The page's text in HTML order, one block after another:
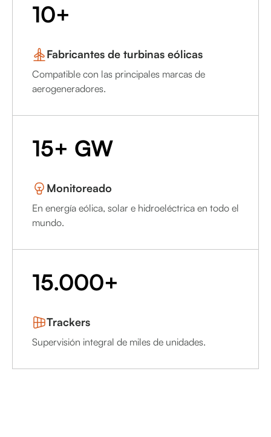
10+
Fabricantes de turbinas eólicas
Compatible con las principales marcas de
aerogeneradores.
15+ GW
Monitoreado
En energía eólica, solar e hidroeléctrica en todo el
mundo.
15.000+
Trackers
Supervisión integral de miles de unidades.